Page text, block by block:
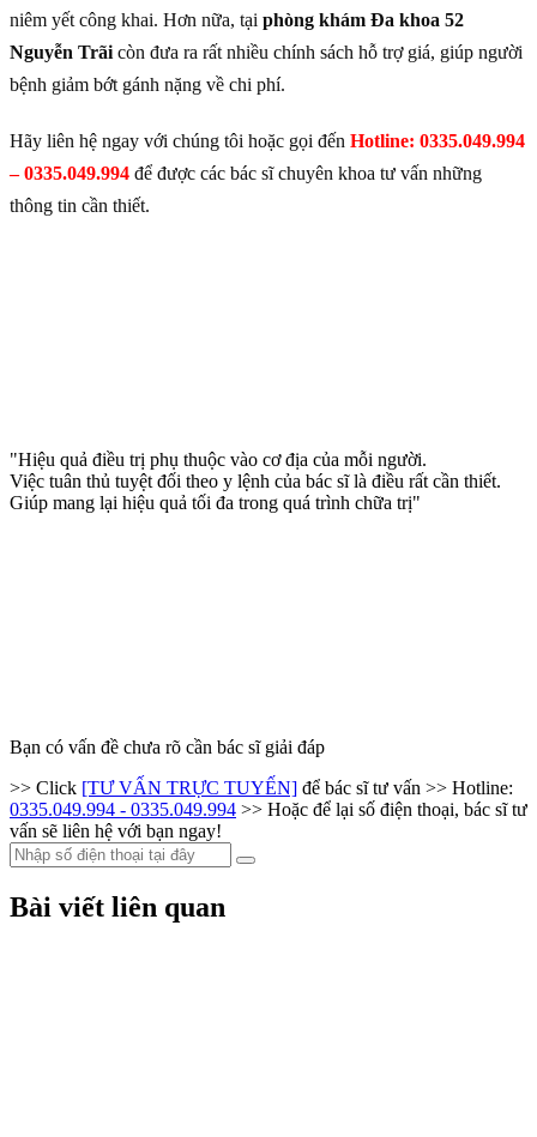
niêm yết công khai. Hơn nữa, tại phòng khám Đa khoa 52
Nguyễn Trãicòn đưa ra rất nhiều chính sách hỗ trợ giá, giúp người
bệnh giảm bớt gánh nặng về chi phí.
Hãy liên hệ ngay với chúng tôi hoặc gọi đến Hotline: 0335.049.994
– 0335.049.994 để được các bác sĩ chuyên khoa tư vấn những
thông tin cần thiết.
"Hiệu quả điều trị phụ thuộc vào cơ địa của mỗi người.
Việc tuân thủ tuyệt đối theo y lệnh của bác sĩ là điều rất cần thiết.
Giúp mang lại hiệu quả tối đa trong quá trình chữa trị"
Bạn có vấn đề chưa rõ cần bác sĩ giải đáp
>> Click [TƯ VẤN TRỰC TUYẾN] để bác sĩ tư vấn >> Hotline:
0335.049.994 - 0335.049.994 >> Hoặc để lại số điện thoại, bác sĩ tư
vấn sẽ liên hệ với bạn ngay!
Bài viết liên quan